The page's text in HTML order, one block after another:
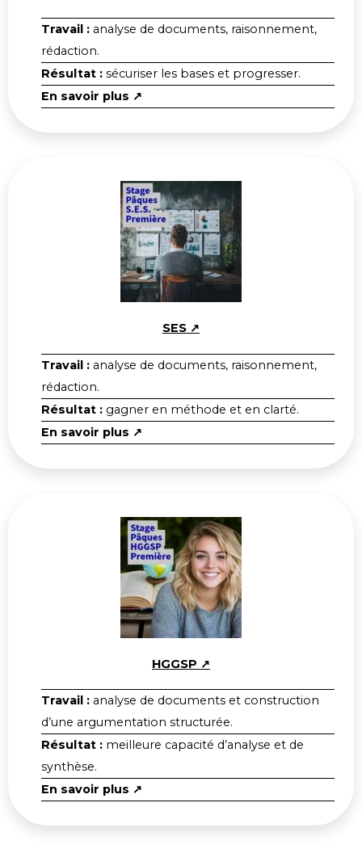
Travail : analyse de documents, raisonnement,
rédaction.
Résultat : sécuriser les bases et progresser.
En savoir plus ↗
SES ↗
Travail : analyse de documents, raisonnement,
rédaction.
Résultat : gagner en méthode et en clarté.
En savoir plus ↗
HGGSP ↗
Travail : analyse de documents et construction
d’une argumentation structurée.
Résultat : meilleure capacité d’analyse et de
synthèse.
En savoir plus ↗